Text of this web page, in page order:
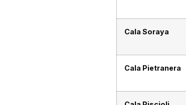
Cala Soraya
Cala Pietranera